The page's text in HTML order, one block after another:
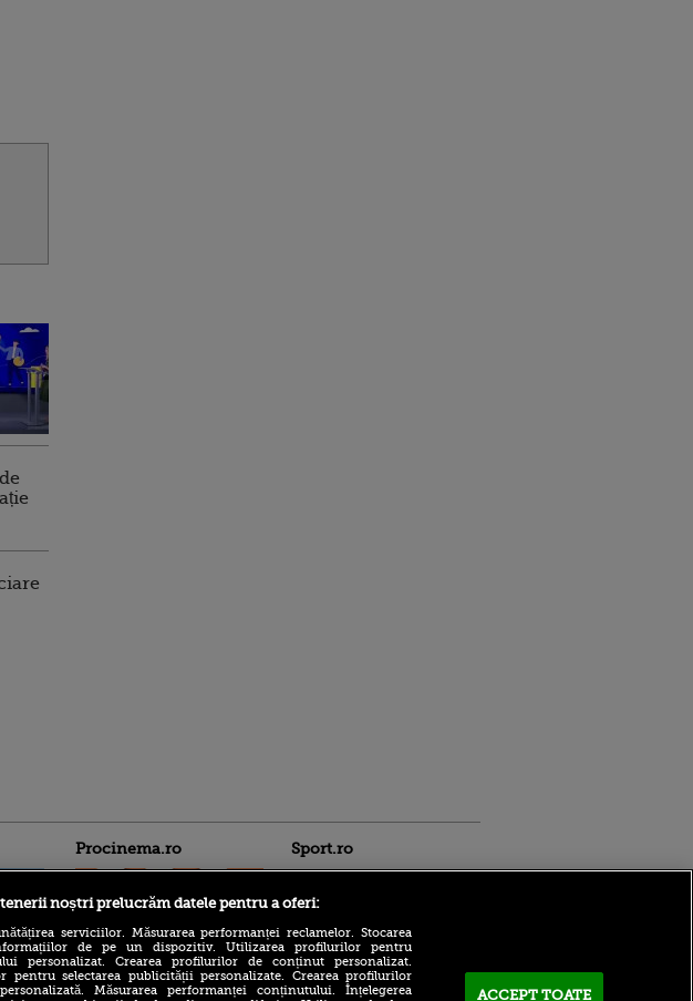
Procinema.ro Sport.ro
noștri prelucrăm datele pentru a oferi:
serviciilor. Măsurarea performanței reclamelor. Stocarea
de pe un dispozitiv. Utilizarea profilurilor pentru
personalizat. Crearea profilurilor de conținut personalizat.
pentru selectarea publicității personalizate. Crearea profilurilor
Măsurarea performanței conținutului. Înțelegerea
ACCEPT TOATE